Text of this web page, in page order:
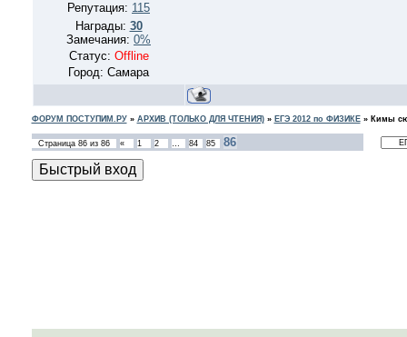
Репутация: 115
Награды: 30
Замечания: 0%
Статус: Offline
Город: Самара
ФОРУМ ПОСТУПИМ.РУ» АРХИВ (ТОЛЬКО ДЛЯ ЧТЕНИЯ)» ЕГЭ 2012 по ФИЗИКЕ» Кимы
Страница 86из 86 « 1 2 … 84 85 86